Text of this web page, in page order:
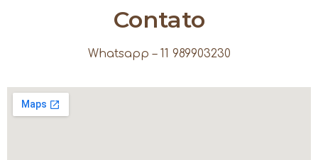
Contato
Whatsapp – 11 989903230